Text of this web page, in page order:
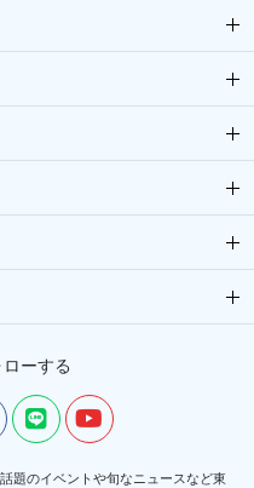
ーする
題のイベントや旬なニュースなど東